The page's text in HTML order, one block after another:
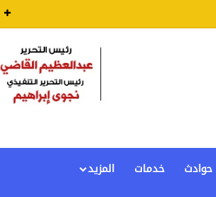
حوادث خدمات
المزيد